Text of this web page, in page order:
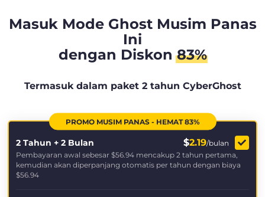
Masuk Mode Ghost Musim Panas
Ini
dengan Diskon83%
Termasuk dalam paket 2 tahun CyberGhost
PROMO MUSIM PANAS - HEMAT 83%
2 Tahun + 2 Bulan $2.19/bulan
Pembayaran awal sebesar $56.94 mencakup 2 tahun pertama,
kemudian akan diperpanjang otomatis per tahun dengan biaya
$56.94